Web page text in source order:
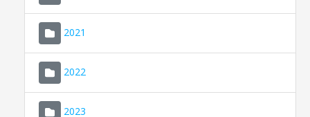
2021
2022
2023